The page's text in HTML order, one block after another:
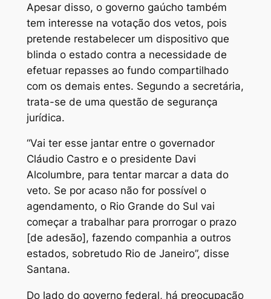
Apesar disso, o governo gaúcho também
tem interesse na votação dos vetos, pois
pretende restabelecer um dispositivo que
blinda o estado contra a necessidade de
efetuar repasses ao fundo compartilhado
com os demais entes. Segundo a secretária,
trata-se de uma questão de segurança
jurídica.
“Vai ter esse jantar entre o governador
Cláudio Castro e o presidente Davi
Alcolumbre, para tentar marcar a data do
veto. Se por acaso não for possível o
agendamento, o Rio Grande do Sul vai
começar a trabalhar para prorrogar o prazo
[de adesão], fazendo companhia a outros
estados, sobretudo Rio de Janeiro”, disse
Santana.
Do lado do governo federal, há preocupação